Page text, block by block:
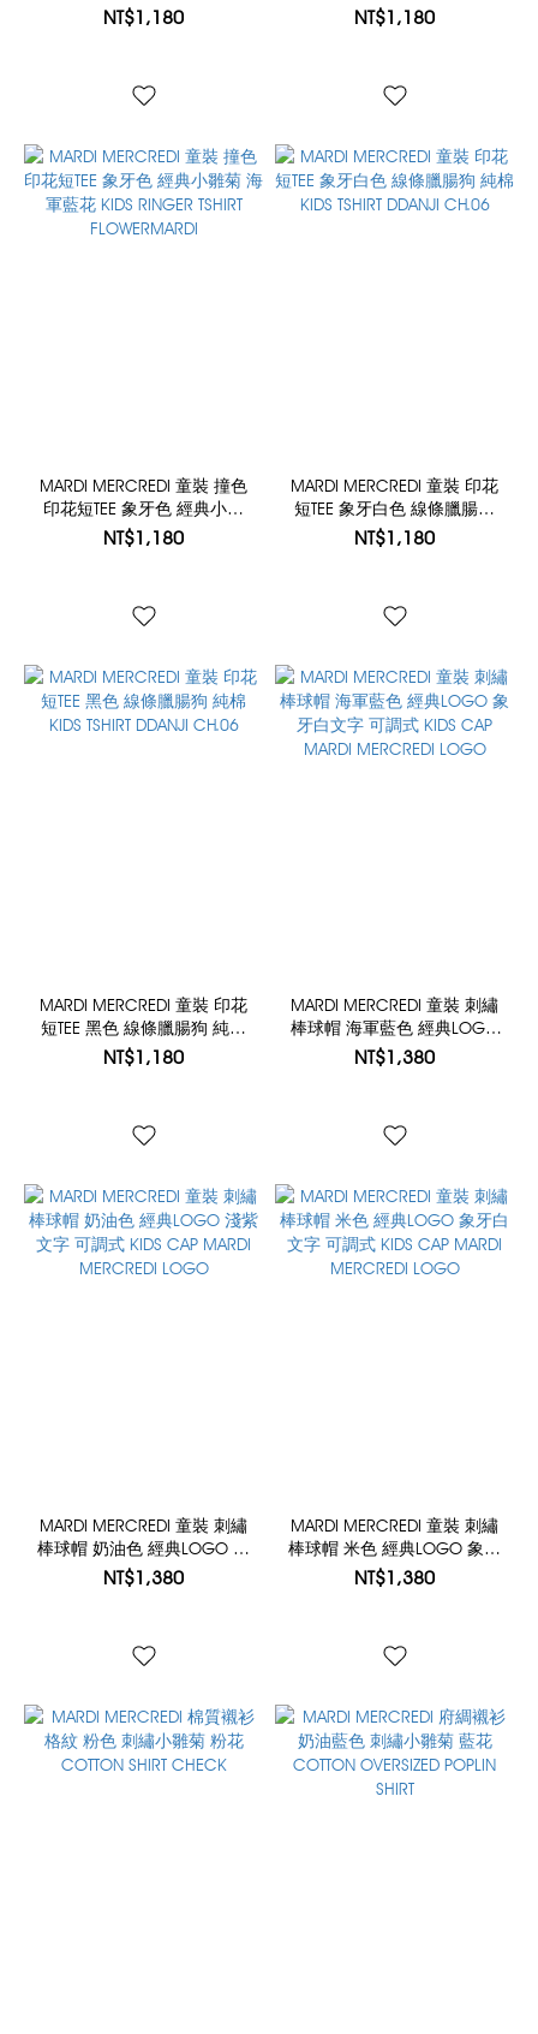
象牙花 純棉 KIDS RINGER
NT$1,180
粉花 純棉 KIDS TSHIRT
NT$1,180
MARDI MERCREDI 童裝 撞色
印花短TEE 象牙色 經典小雛
菊 海軍藍花 KIDS RINGER
TSHIRT FLOWERMARDI
NT$1,180
MARDI MERCREDI 童裝 印花
短TEE 象牙白色 線條臘腸狗
純棉 KIDS TSHIRT DDANJI
CH.06
NT$1,180
MARDI MERCREDI 童裝 印花
短TEE 黑色 線條臘腸狗 純棉
KIDS TSHIRT DDANJI CH.06
NT$1,180
MARDI MERCREDI 童裝 刺繡
棒球帽 海軍藍色 經典LOGO
象牙白文字 可調式 KIDS CAP
NT$1,380
MARDI MERCREDI 童裝 刺繡
棒球帽 奶油色 經典LOGO 淺
紫文字 可調式 KIDS CAP
NT$1,380
MARDI MERCREDI 童裝 刺繡
棒球帽 米色 經典LOGO 象牙
白文字 可調式 KIDS CAP
NT$1,380